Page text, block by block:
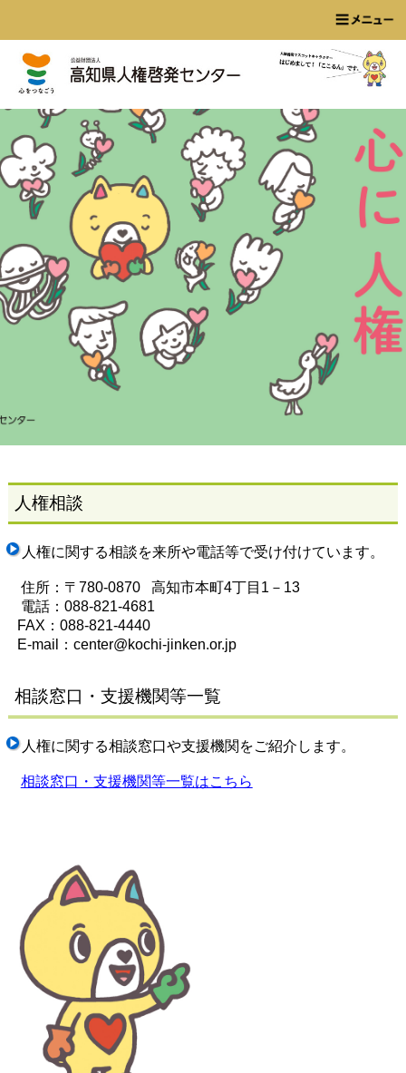
人権相談
人権に関する相談を来所や電話等で受け付けています。
住所：〒780-0870 高知市本町4丁目1－13
電話：088-821-4681
FAX：088-821-4440
E-mail：center@kochi-jinken.or.jp
相談窓口・支援機関等一覧
人権に関する相談窓口や支援機関をご紹介します。
相談窓口・支援機関等一覧はこちら